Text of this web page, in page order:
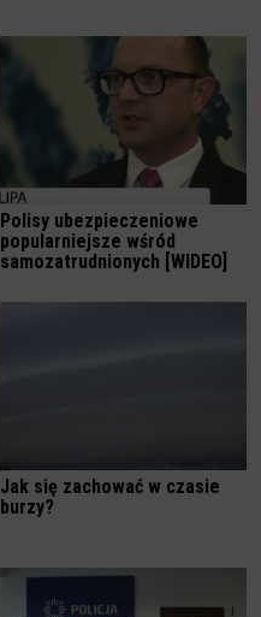
Polisy ubezpieczeniowe
popularniejsze wśród
samozatrudnionych [WIDEO]
Jak się zachować w czasie
burzy?